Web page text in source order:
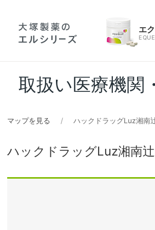
エ
取扱い医療機関
マップを見る ハックドラッグLuz湘南
ハックドラッグLuz湘南